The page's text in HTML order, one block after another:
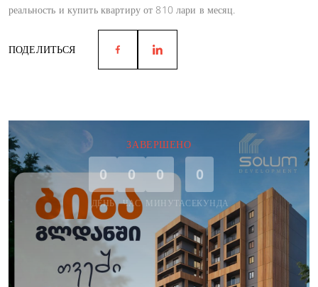
реальность и купить квартиру от 810 лари в месяц.
ПОДЕЛИТЬСЯ
ЗАВЕРШЕНО
0
ДЕНЬ
0
ЧАС
0
МИНУТА
0
СЕКУНДА